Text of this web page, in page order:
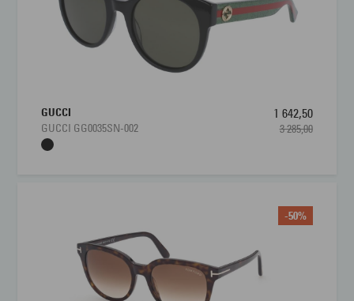
GUCCI
GUCCI GG0035SN-002
1 642,50
3 285,00
-50%